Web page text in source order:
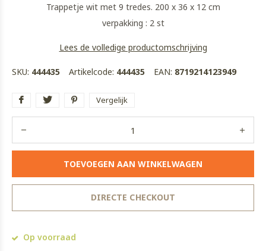
Trappetje wit met 9 tredes. 200 x 36 x 12 cm
verpakking : 2 st
Lees de volledige productomschrijving
SKU: 444435 Artikelcode: 444435 EAN: 8719214123949
Vergelijk
TOEVOEGEN AAN WINKELWAGEN
DIRECTE CHECKOUT
Op voorraad